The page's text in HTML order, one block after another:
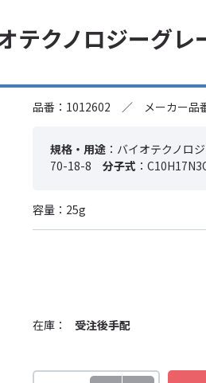
テクノロジーグ
品番：1012602 ／ メーカー品
規格・用途 ：バイオテクノロ
70-18-8
分子式 ：
容量：25g
在庫： 受注後手配